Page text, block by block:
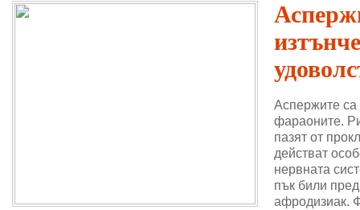
Аспержите
фараоните.
пазят от
действат
нервната
пък били
афродизиак.